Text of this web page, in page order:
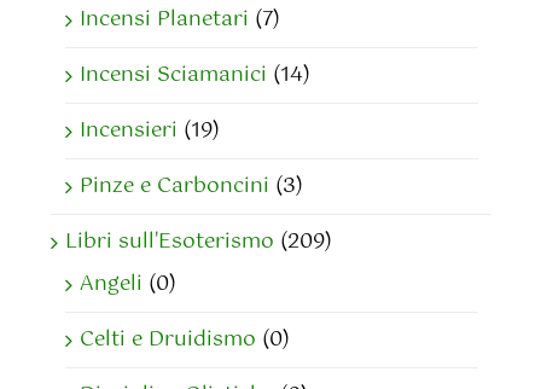
Incensi Planetari (7)
Incensi Sciamanici (14)
Incensieri (19)
Pinze e Carboncini (3)
Libri sull'Esoterismo (209)
Angeli (0)
Celti e Druidismo (0)